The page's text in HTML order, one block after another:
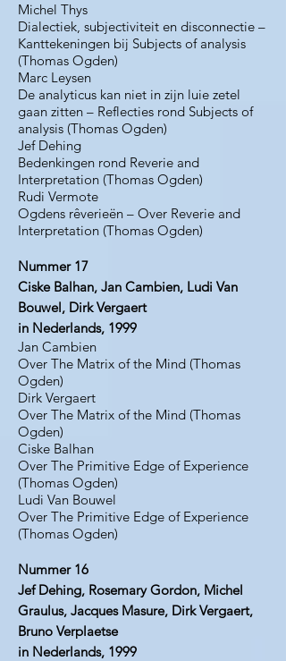
Michel Thys
Dialectiek, subjectiviteit en disconnectie –
Kanttekeningen bij Subjects of analysis
(Thomas Ogden)
Marc Leysen
De analyticus kan niet in zijn luie zetel
gaan zitten – Reflecties rond Subjects of
analysis (Thomas Ogden)
Jef Dehing
Bedenkingen rond Reverie and
Interpretation (Thomas Ogden)
Rudi Vermote
Ogdens rêverieën – Over Reverie and
Interpretation (Thomas Ogden)
Nummer 17
Ciske Balhan, Jan Cambien, Ludi Van
Bouwel, Dirk Vergaert
in Nederlands, 1999
Jan Cambien
Over The Matrix of the Mind (Thomas
Ogden)
Dirk Vergaert
Over The Matrix of the Mind (Thomas
Ogden)
Ciske Balhan
Over The Primitive Edge of Experience
(Thomas Ogden)
Ludi Van Bouwel
Over The Primitive Edge of Experience
(Thomas Ogden)
Nummer 16
Jef Dehing, Rosemary Gordon, Michel
Graulus, Jacques Masure, Dirk Vergaert,
Bruno Verplaetse
in Nederlands, 1999